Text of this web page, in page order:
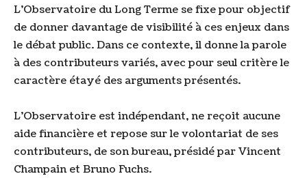
L’Observatoire du Long Terme se fixe pour objectif
de donner davantage de visibilité à ces enjeux dans
le débat public. Dans ce contexte, il donne la parole
à des contributeurs variés, avec pour seul critère le
caractère étayé des arguments présentés.
L’Observatoire est indépendant, ne reçoit aucune
aide financière et repose sur le volontariat de ses
contributeurs, de son bureau, présidé par Vincent
Champain et Bruno Fuchs.